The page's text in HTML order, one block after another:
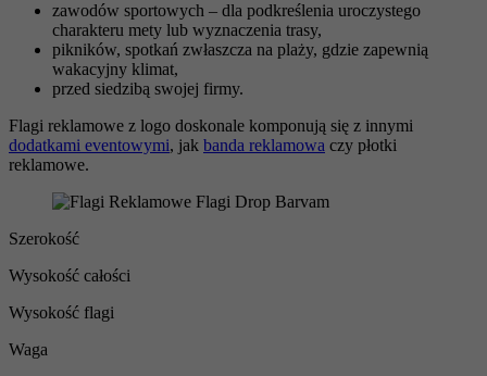
zawodów sportowych – dla podkreślenia uroczystego
charakteru mety lub wyznaczenia trasy,
pikników, spotkań zwłaszcza na plaży, gdzie zapewnią
wakacyjny klimat,
przed siedzibą swojej firmy.
Flagi reklamowe z logo doskonale komponują się z innymi
dodatkami eventowymi, jak banda reklamowa czy płotki
reklamowe.
Szerokość
Wysokość całości
Wysokość flagi
Waga